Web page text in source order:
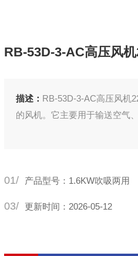
RB-53D-3-AC高压风
描述： RB-53D-3-AC高压风机
的风机。它主要用于输送空气
01/ 产品型号：1.6KW吹吸两用
03/ 更新时间：2026-05-12